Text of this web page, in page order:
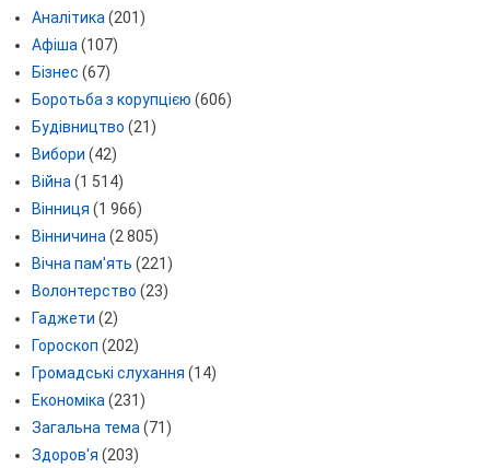
Аналітика (201)
Афіша (107)
Бізнес (67)
Боротьба з корупцією (606)
Будівництво (21)
Вибори (42)
Війна (1 514)
Вінниця (1 966)
Вінничина (2 805)
Вічна пам'ять (221)
Волонтерство (23)
Гаджети (2)
Гороскоп (202)
Громадські слухання (14)
Економіка (231)
Загальна тема (71)
Здоров'я (203)